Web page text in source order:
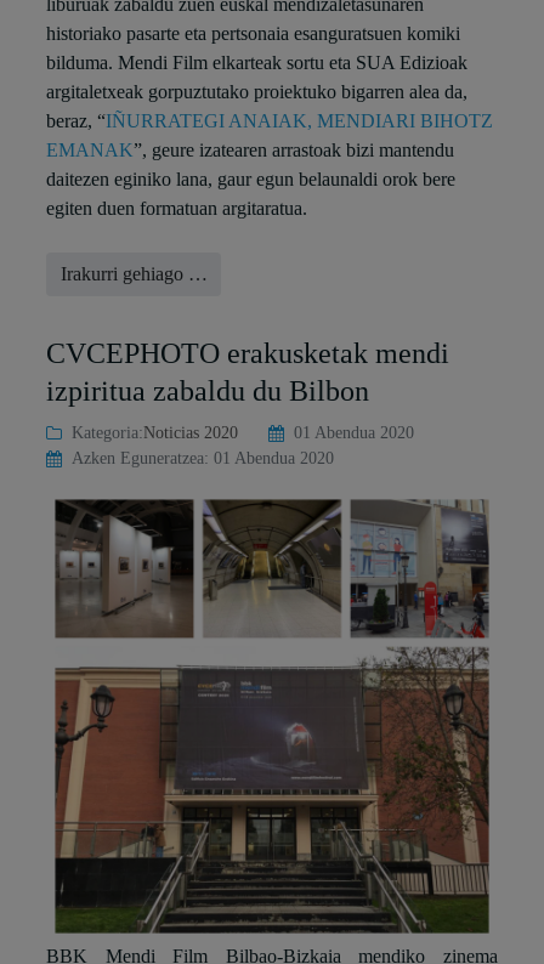
historiako pasarte eta pertsonaia esanguratsuen komiki
bilduma. Mendi Film elkarteak sortu eta SUA Edizioak
argitaletxeak gorpuztutako proiektuko bigarren alea da,
beraz, “IÑURRATEGI ANAIAK, MENDIARI BIHOTZ
EMANAK”, geure izatearen arrastoak bizi mantendu
daitezen eginiko lana, gaur egun belaunaldi orok bere
egiten duen formatuan argitaratua.
Irakurri gehiago …
CVCEPHOTO erakusketak mendi
izpiritua zabaldu du Bilbon
Kategoria:Noticias 2020
01 Abendua 2020
Azken Eguneratzea: 01 Abendua 2020
BBK Mendi Film Bilbao-Bizkaia mendiko zinema